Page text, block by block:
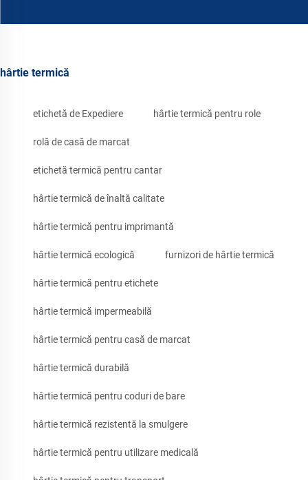
hârtie termică
etichetă de Expediere hârtie termică pentru role
rolă de casă de marcat
etichetă termică pentru cantar
hârtie termică de înaltă calitate
hârtie termică pentru imprimantă
hârtie termică ecologică furnizori de hârtie termică
hârtie termică pentru etichete
hârtie termică impermeabilă
hârtie termică pentru casă de marcat
hârtie termică durabilă
hârtie termică pentru coduri de bare
hârtie termică rezistentă la smulgere
hârtie termică pentru utilizare medicală